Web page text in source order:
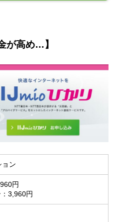
が高め…】
ョン
円
3,960円